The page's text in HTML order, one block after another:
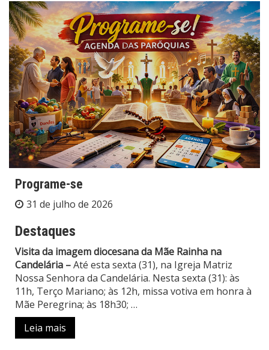
Programe-se
31 de julho de 2026
Destaques
Visita da imagem diocesana da Mãe Rainha na
Candelária –Até esta sexta (31), na Igreja Matriz
Nossa Senhora da Candelária. Nesta sexta (31): às
11h, Terço Mariano; às 12h, missa votiva em honra à
Mãe Peregrina; às 18h30; …
Leia mais